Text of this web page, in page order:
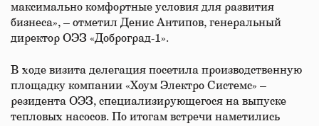
максимально комфортные условия для развития
бизнеса», – отметил Денис Антипов, генеральный
директор ОЭЗ «Доброград-1».
В ходе визита делегация посетила производственную
площадку компании «Хоум Электро Системс» –
резидента ОЭЗ, специализирующегося на выпуске
тепловых насосов. По итогам встречи наметились